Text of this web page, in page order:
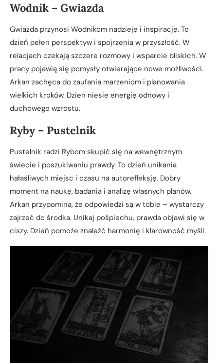
Wodnik – Gwiazda
Gwiazda przynosi Wodnikom nadzieję i inspirację. To
dzień pełen perspektyw i spojrzenia w przyszłość. W
relacjach czekają szczere rozmowy i wsparcie bliskich. W
pracy pojawią się pomysły otwierające nowe możliwości.
Arkan zachęca do zaufania marzeniom i planowania
wielkich kroków. Dzień niesie energię odnowy i
duchowego wzrostu.
Ryby – Pustelnik
Pustelnik radzi Rybom skupić się na wewnętrznym
świecie i poszukiwaniu prawdy. To dzień unikania
hałaśliwych miejsc i czasu na autorefleksję. Dobry
moment na naukę, badania i analizę własnych planów.
Arkan przypomina, że odpowiedzi są w tobie – wystarczy
zajrzeć do środka. Unikaj pośpiechu, prawda objawi się w
ciszy. Dzień pomoże znaleźć harmonię i klarowność myśli.